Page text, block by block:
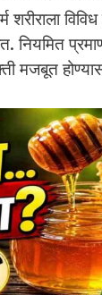
नियमित
मजबूत